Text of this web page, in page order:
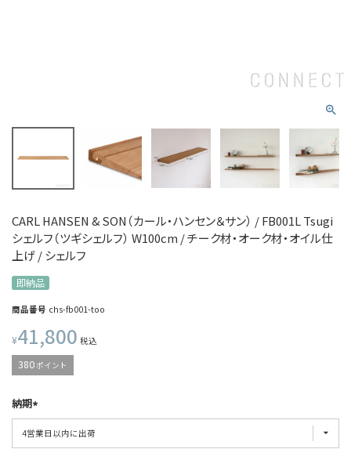
CARL HANSEN & SON（カール・ハンセン＆サン） / FB001L Tsugi
シェルフ（ツギシェルフ） W100cm / チーク材・オーク材・オイル仕
上げ / シェルフ
即納品
商品番号 chs-fb001-too
¥41,800 税込
380ポイント
納期